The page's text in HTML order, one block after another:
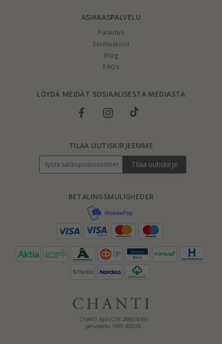
ASIAKASPALVELU
Palautus
Sormuskoot
Blog
FAQs
LÖYDÄ MEIDÄT SOSIAALISESTA MEDIASTA
CHANTI ApS (CVR 28863845)
perustettu 1995 ©2026
BETALINGSMULIGHEDER
TILAA UUTISKIRJEEMME
Tilaa uutiskirje